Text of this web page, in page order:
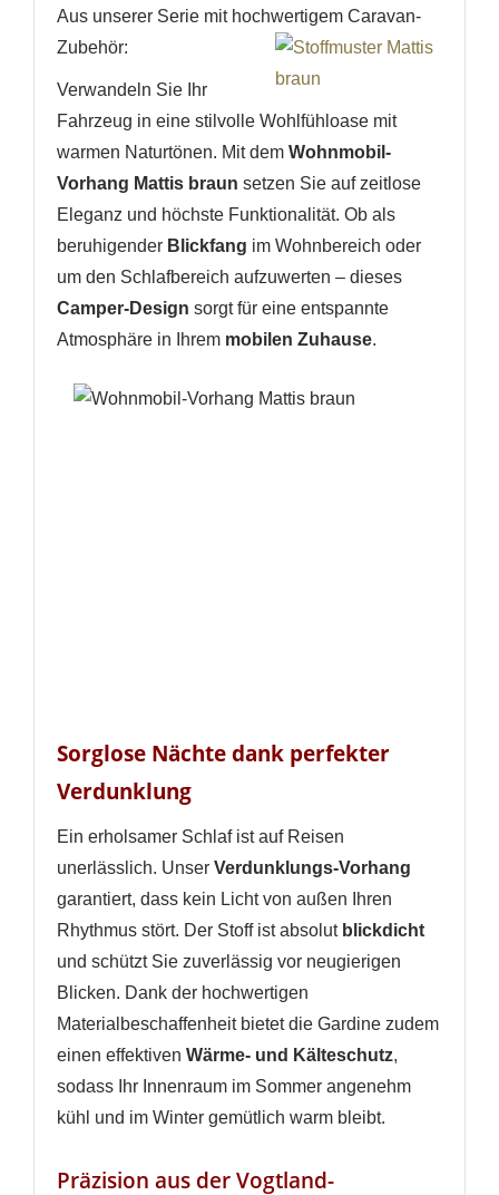
Aus unserer Serie mit hochwertigem Caravan-
Zubehör:
Verwandeln Sie Ihr
Fahrzeug in eine stilvolle Wohlfühloase mit
warmen Naturtönen. Mit dem Wohnmobil-
Vorhang Mattis braun setzen Sie auf zeitlose
Eleganz und höchste Funktionalität. Ob als
beruhigender Blickfang im Wohnbereich oder
um den Schlafbereich aufzuwerten – dieses
Camper-Design sorgt für eine entspannte
Atmosphäre in Ihrem mobilen Zuhause.
Sorglose Nächte dank perfekter
Verdunklung
Ein erholsamer Schlaf ist auf Reisen
unerlässlich. Unser Verdunklungs-Vorhang
garantiert, dass kein Licht von außen Ihren
Rhythmus stört. Der Stoff ist absolut blickdicht
und schützt Sie zuverlässig vor neugierigen
Blicken. Dank der hochwertigen
Materialbeschaffenheit bietet die Gardine zudem
einen effektiven Wärme- und Kälteschutz,
sodass Ihr Innenraum im Sommer angenehm
kühl und im Winter gemütlich warm bleibt.
Präzision aus der Vogtland-